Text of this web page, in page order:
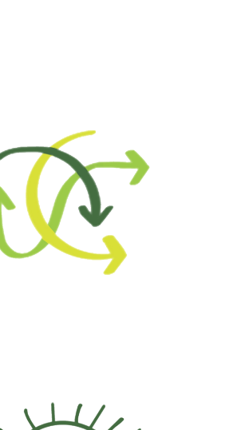
Anfragen zur §8a
und §8b Beratung